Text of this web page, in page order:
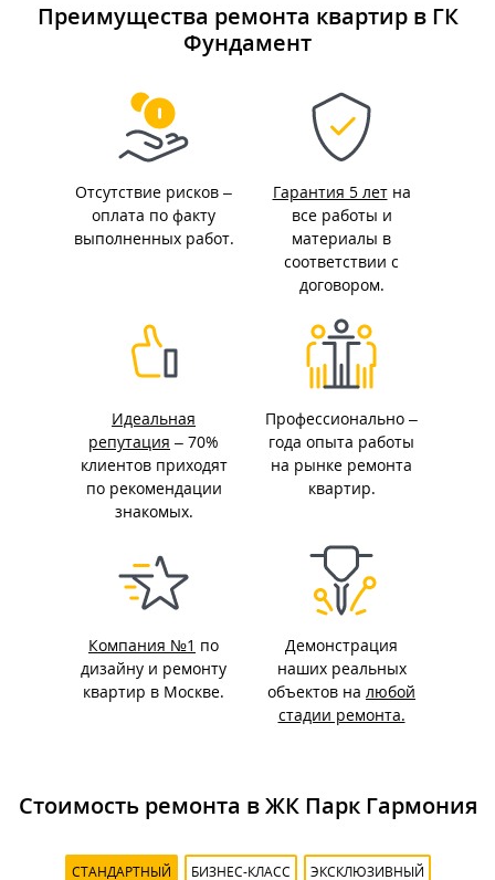
Преимущества ремонта квартир в ГК
Фундамент
Отсутствие рисков –
оплата по факту
выполненных работ.
Гарантия 5 летна
все работы и
материалы в
соответствии с
договором.
Идеальная
репутация – 70%
клиентов приходят
по рекомендации
знакомых.
Профессионально –
года опыта работы
на рынке ремонта
квартир.
Компания №1 по
дизайну и ремонту
квартир в Москве.
Демонстрация
наших реальных
объектов на любой
стадии ремонта.
Стоимость ремонта в ЖК Парк Гармония
СТАНДАРТНЫЙ БИЗНЕС-КЛАСС ЭКСКЛЮЗИВНЫЙ